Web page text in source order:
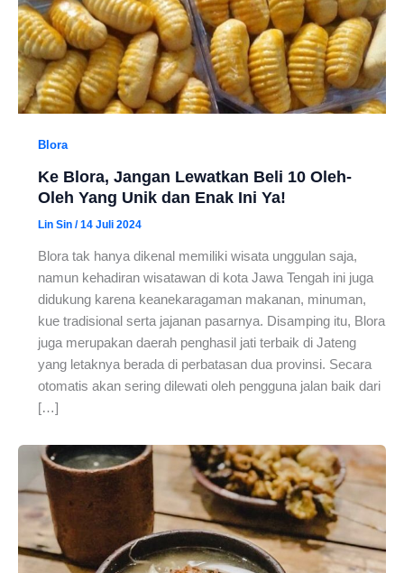
Blora
Ke Blora, Jangan Lewatkan Beli 10 Oleh-
Oleh Yang Unik dan Enak Ini Ya!
Lin Sin /14 Juli 2024
Blora tak hanya dikenal memiliki wisata unggulan saja,
namun kehadiran wisatawan di kota Jawa Tengah ini juga
didukung karena keanekaragaman makanan, minuman,
kue tradisional serta jajanan pasarnya. Disamping itu, Blora
juga merupakan daerah penghasil jati terbaik di Jateng
yang letaknya berada di perbatasan dua provinsi. Secara
otomatis akan sering dilewati oleh pengguna jalan baik dari
[…]